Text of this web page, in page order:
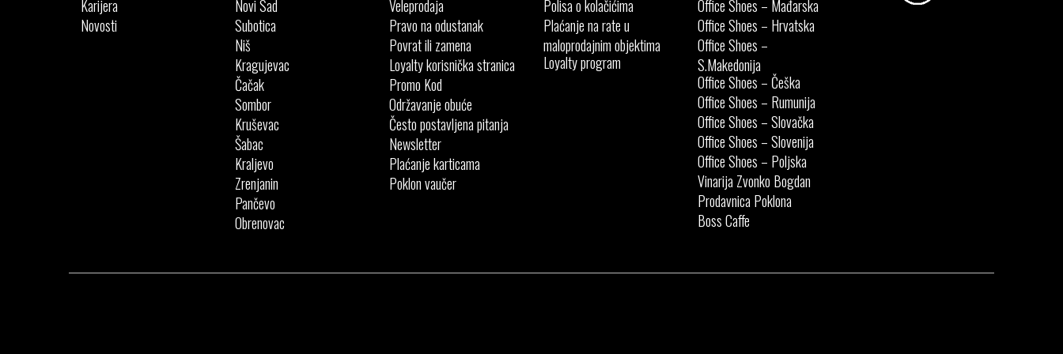
Karijera
Novosti
Novi Sad
Subotica
Niš
Kragujevac
Čačak
Sombor
Kruševac
Šabac
Kraljevo
Zrenjanin
Pančevo
Obrenovac
Veleprodaja
Pravo na odustanak
Povrat ili zamena
Loyalty korisnička stranica
Promo Kod
Održavanje obuće
Često postavljena pitanja
Newsletter
Plaćanje karticama
Poklon vaučer
Polisa o kolačićima
Plaćanje na rate u
maloprodajnim objektima
Loyalty program
Office Shoes – Mađarska
Office Shoes – Hrvatska
Office Shoes –
S.Makedonija
Office Shoes – Češka
Office Shoes – Rumunija
Office Shoes – Slovačka
Office Shoes – Slovenija
Office Shoes – Poljska
Vinarija Zvonko Bogdan
Prodavnica Poklona
Boss Caffe